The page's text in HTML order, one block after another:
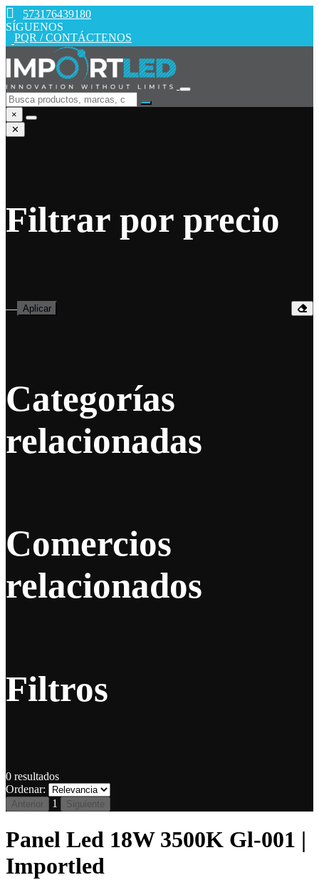
573176439180
SÍGUENOS
PQR / CONTÁCTENOS
×
✕
Filtrar por precio
— Aplicar
Categorías
relacionadas
Comercios
relacionados
Filtros
0 resultados
Ordenar:
Anterior 1 Siguiente
Panel Led 18W 3500K Gl-001 |
Importled